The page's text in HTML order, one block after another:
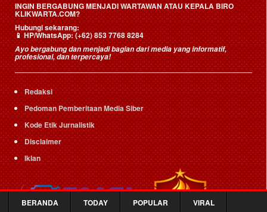
INGIN BERGABUNG MENJADI WARTAWAN ATAU KEPALA BIRO
KLIKWARTA.COM?
Hubungi sekarang:
📱HP/WhatsApp:(+62) 853 7768 8284
Ayo bergabung dan menjadi bagian dari media yang informatif,
profesional, dan terpercaya!
Redaksi
Pedoman Pemberitaan Media Siber
Kode Etik Jurnalistik
Disclaimer
Iklan
BERANDA TODAY POPULAR VIRAL